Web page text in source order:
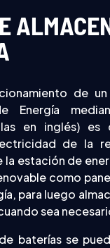
de
Energía
en inglés) es
de la
estación de
como
para luego
sea
baterías se